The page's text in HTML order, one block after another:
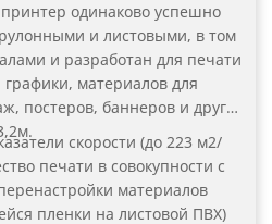
одинаково успешно
и листовыми, в том
и разработан для печати
материалов для
постеров, баннеров и другой
скорости (до 223 м2/
печати в совокупности с
материалов
пленки на листовой ПВХ)